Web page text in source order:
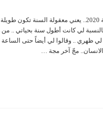
أيّااااه .. ما أطول سنة 2020.. يعني معقولة السنة
بالنسبة لي كانت أطول سنة بحياتي .. من
ظهري .. وقالوا لي أيضاً حتى الساعة
مجّ آخر مجة …